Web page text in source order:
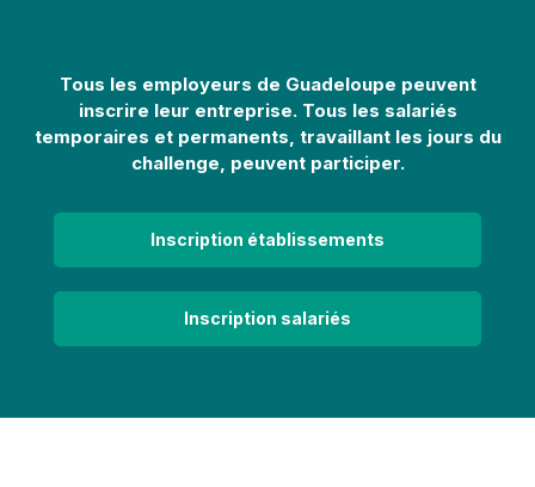
Tous les employeurs de Guadeloupe peuvent
inscrire leur entreprise. Tous les salariés
temporaires et permanents, travaillant les jours du
challenge, peuvent participer.
Inscription établissements
Inscription salariés